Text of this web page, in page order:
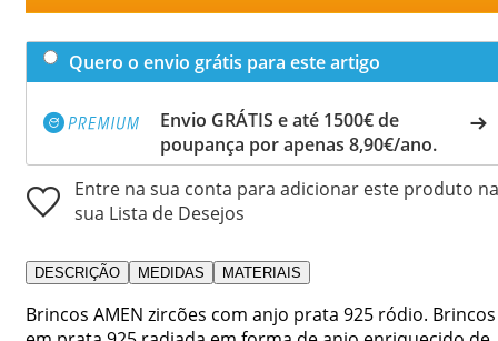
Quero o envio grátis para este artigo
Envio GRÁTIS e até 1500€ de
poupança por apenas 8,90€/ano.
Entre na sua conta para adicionar este produto na
sua Lista de Desejos
DESCRIÇÃO MEDIDAS MATERIAIS
Brincos AMEN zircões com anjo prata 925 ródio. Brincos